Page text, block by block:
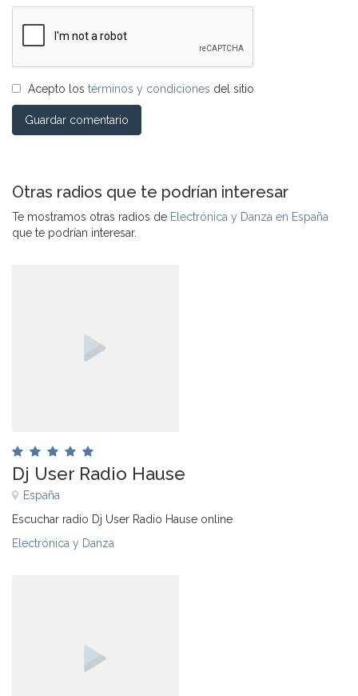
Acepto los términos y condiciones del sitio
Guardar comentario
Otras radios que te podrían interesar
Te mostramos otras radios de Electrónica y Danza en España
que te podrían interesar.
Dj User Radio Hause
España
Escuchar radio Dj User Radio Hause online
Electrónica y Danza